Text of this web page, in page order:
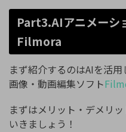
Part3.AIアニメーシ
Filmora
まず紹介するのはAIを活
画像・動画編集ソフト
まずはメリット・デメリ
いきましょう！